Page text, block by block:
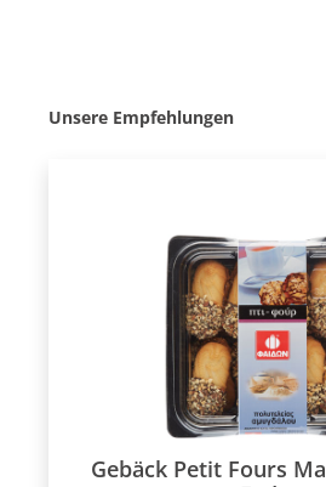
Produktgalerie überspringen
Unsere Empfehlungen
Gebäck Petit Fours